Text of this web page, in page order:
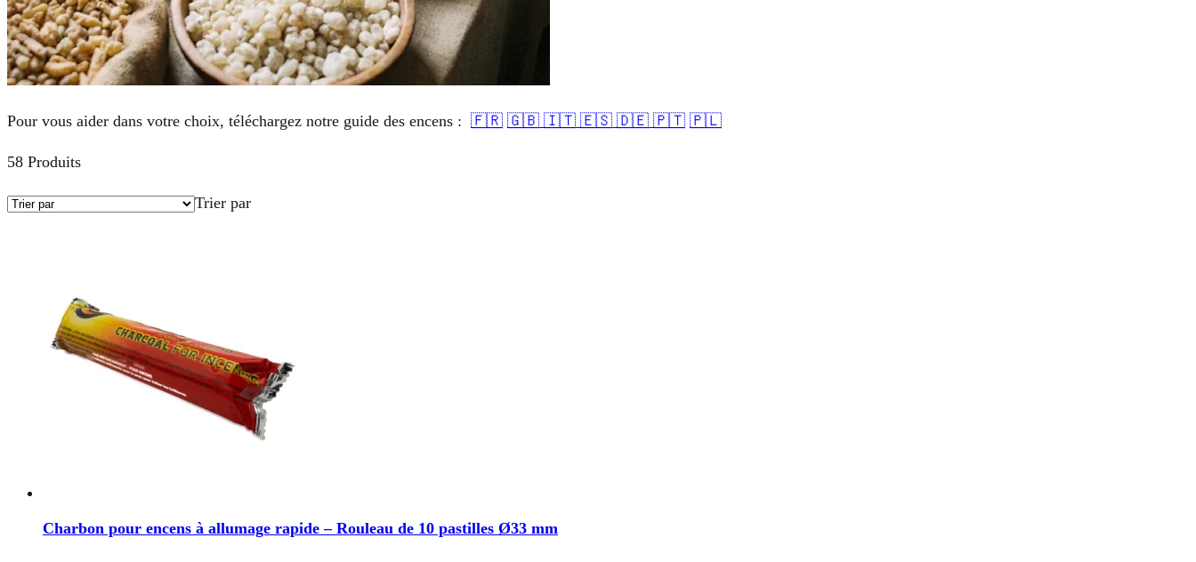
Pour vous aider dans votre choix, téléchargez notre guide des encens : 🇫🇷 🇬🇧 🇮🇹 🇪🇸 🇩🇪 🇵🇹 🇵🇱
58 Produits
Trier par
Charbon pour encens à allumage rapide – Rouleau de 10 pastilles Ø33 mm